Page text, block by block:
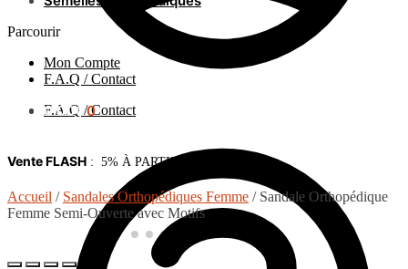
F.A.Q / Contact
Parcourir
Mon Compte
F.A.Q / Contact
0.00€ 0
Vente FLASH : 5% À PARTIR DE 75€ d’achat
Accueil / Sandales Orthopédiques Femme / Sandale Orthopédique
Femme Semi-Ouverte avec Motifs